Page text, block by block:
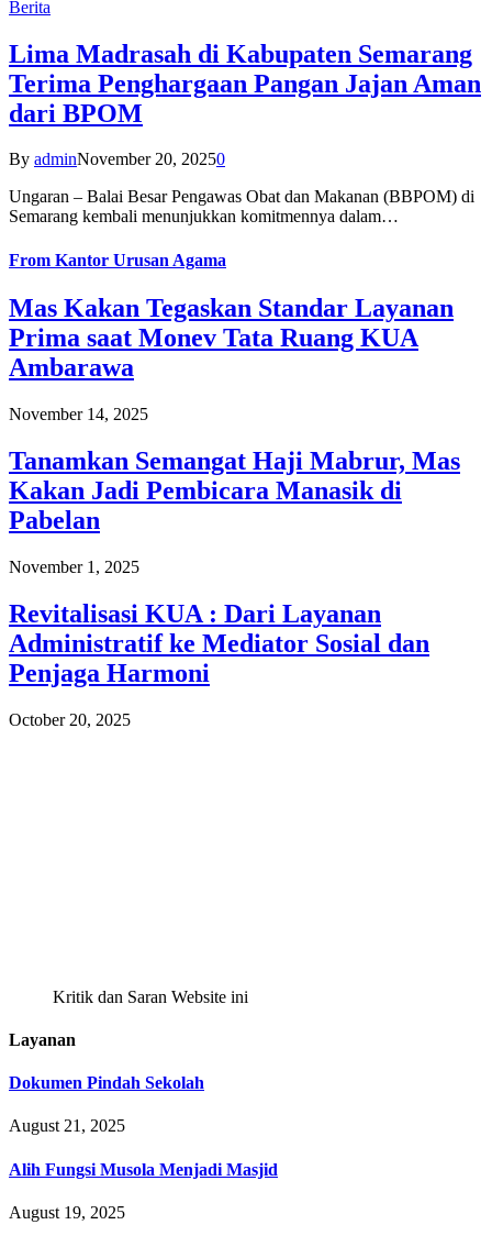
Berita
Lima Madrasah di Kabupaten Semarang
Terima Penghargaan Pangan Jajan Aman
dari BPOM
By adminNovember 20, 20250
Ungaran – Balai Besar Pengawas Obat dan Makanan (BBPOM) di
Semarang kembali menunjukkan komitmennya dalam…
From Kantor Urusan Agama
Mas Kakan Tegaskan Standar Layanan
Prima saat Monev Tata Ruang KUA
Ambarawa
November 14, 2025
Tanamkan Semangat Haji Mabrur, Mas
Kakan Jadi Pembicara Manasik di
Pabelan
November 1, 2025
Revitalisasi KUA : Dari Layanan
Administratif ke Mediator Sosial dan
Penjaga Harmoni
October 20, 2025
Kritik dan Saran Website ini
Layanan
Dokumen Pindah Sekolah
August 21, 2025
Alih Fungsi Musola Menjadi Masjid
August 19, 2025